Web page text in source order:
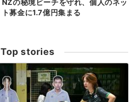
NZの秘境ビーチを守れ、個人のネッ
ト募金に1.7億円集まる
Top stories